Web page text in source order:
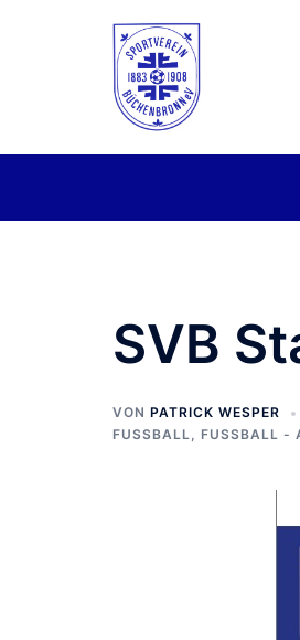
SVB
VON PATRICK WESPER
FUSSBALL
, FUSSBALL -